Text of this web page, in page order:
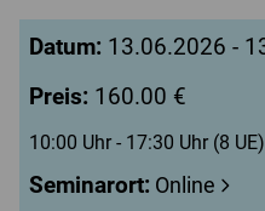
Datum: 13.06.2026 -
Preis: 160.00 €
10:00 Uhr - 17:30 Uhr (8 UE)
Seminarort: Online